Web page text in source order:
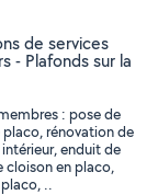
de services
- Plafonds sur la
: pose de
rénovation de
enduit de
cloison en placo,
..